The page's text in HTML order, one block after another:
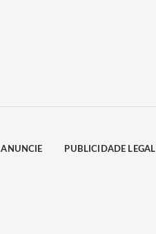
ANUNCIE PUBLICIDADE LEGAL